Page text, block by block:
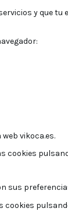
y que
vikoca.es.
cookies